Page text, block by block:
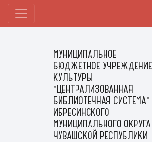
МУНИЦИПАЛЬНОЕ
БЮДЖЕТНОЕ УЧРЕЖДЕНИЕ
КУЛЬТУРЫ
"ЦЕНТРАЛИЗОВАННАЯ
БИБЛИОТЕЧНАЯ СИСТЕМА"
ИБРЕСИНСКОГО
МУНИЦИПАЛЬНОГО ОКРУГА
ЧУВАШСКОЙ РЕСПУБЛИКИ